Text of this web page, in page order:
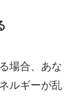
場合、あな
ルギーが乱